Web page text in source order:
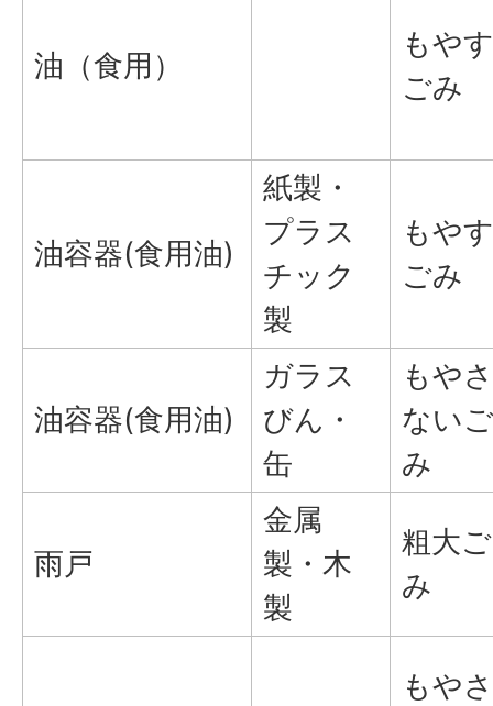
油（食用）
もやす
ごみ
油容器(食用油)
紙製・
プラス
チック
製
もやす
ごみ
油容器(食用油)
ガラス
びん・
缶
もやさ
ないご
み
雨戸
金属
製・木
製
粗大ご
み
もやさ